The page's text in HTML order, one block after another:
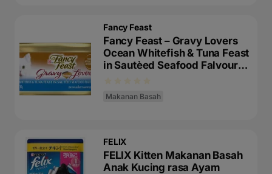
Fancy Feast
Fancy Feast – Gravy Lovers
Ocean Whitefish & Tuna Feast
in Sautèed Seafood Falvour
Makanan Basah
FELIX
FELIX Kitten Makanan Basah
Anak Kucing rasa Ayam